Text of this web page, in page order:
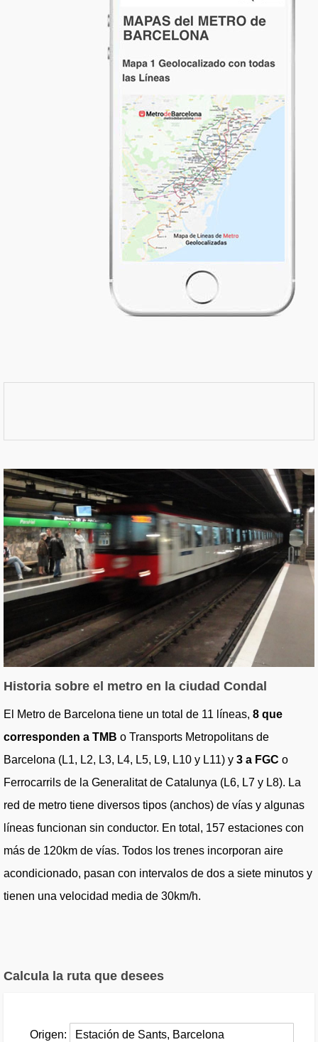
Historia sobre el metro en la ciudad Condal
El Metro de Barcelona tiene un total de 11 líneas, 8 que
corresponden a TMB o Transports Metropolitans de
Barcelona (L1, L2, L3, L4, L5, L9, L10 y L11) y 3 a FGC o
Ferrocarrils de la Generalitat de Catalunya (L6, L7 y L8). La
red de metro tiene diversos tipos (anchos) de vías y algunas
líneas funcionan sin conductor. En total, 157 estaciones con
más de 120km de vías. Todos los trenes incorporan aire
acondicionado, pasan con intervalos de dos a siete minutos y
tienen una velocidad media de 30km/h.
Calcula la ruta que desees
Origen: